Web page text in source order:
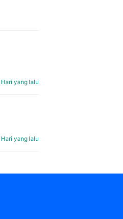
Hari yang lalu
Hari yang lalu